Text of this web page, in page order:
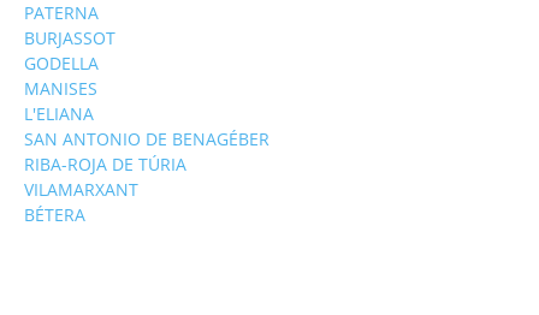
PATERNA
BURJASSOT
GODELLA
MANISES
L'ELIANA
SAN ANTONIO DE BENAGÉBER
RIBA-ROJA DE TÚRIA
VILAMARXANT
BÉTERA